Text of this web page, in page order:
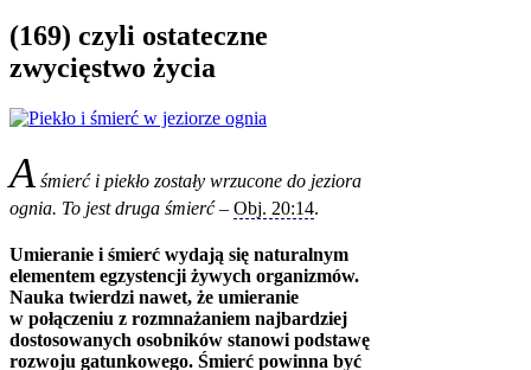
(169) czyli ostateczne
zwycięstwo życia
A śmierć i piekło zostały wrzucone do jeziora
ognia. To jest druga śmierć– Obj. 20:14.
Umieranie i śmierć wydają się naturalnym
elementem egzystencji żywych organizmów.
Nauka twierdzi nawet, że umieranie
w połączeniu z rozmnażaniem najbardziej
dostosowanych osobników stanowi podstawę
rozwoju gatunkowego. Śmierć powinna być